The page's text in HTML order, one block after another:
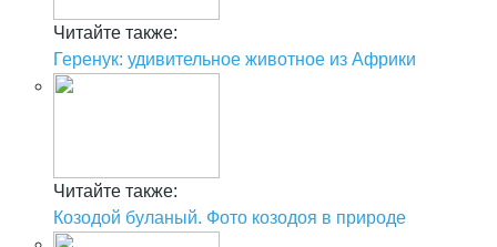
Читайте также:
Геренук: удивительное животное из Африки
Читайте также:
Козодой буланый. Фото козодоя в природе